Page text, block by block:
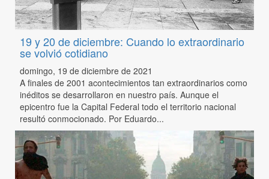
19 y 20 de diciembre: Cuando lo extraordinario
se volvió cotidiano
domingo, 19 de diciembre de 2021
A finales de 2001 acontecimientos tan extraordinarios como
inéditos se desarrollaron en nuestro país. Aunque el
epicentro fue la Capital Federal todo el territorio nacional
resultó conmocionado. Por Eduardo...